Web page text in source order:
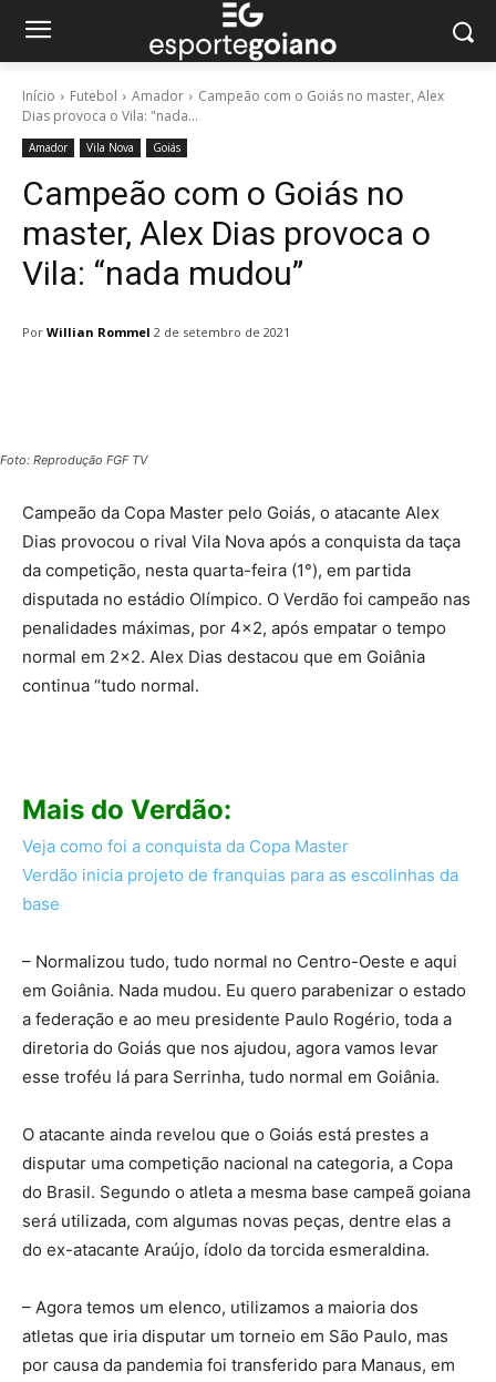
Início Futebol Amador
Campeão com o Goiás no master, Alex
Dias provoca o Vila: "nada...
Amador Vila Nova Goiás
Campeão com o Goiás no
master, Alex Dias provoca o
Vila: “nada mudou”
Por Willian Rommel 2 de setembro de 2021
Foto: Reprodução FGF TV
Campeão da Copa Master pelo Goiás, o atacante Alex
Dias provocou o rival Vila Nova após a conquista da taça
da competição, nesta quarta-feira (1°), em partida
disputada no estádio Olímpico. O Verdão foi campeão nas
penalidades máximas, por 4×2, após empatar o tempo
normal em 2×2. Alex Dias destacou que em Goiânia
continua “tudo normal.
Mais do Verdão:
Veja como foi a conquista da Copa Master
Verdão inicia projeto de franquias para as escolinhas da
base
– Normalizou tudo, tudo normal no Centro-Oeste e aqui
em Goiânia. Nada mudou. Eu quero parabenizar o estado
a federação e ao meu presidente Paulo Rogério, toda a
diretoria do Goiás que nos ajudou, agora vamos levar
esse troféu lá para Serrinha, tudo normal em Goiânia.
O atacante ainda revelou que o Goiás está prestes a
disputar uma competição nacional na categoria, a Copa
do Brasil. Segundo o atleta a mesma base campeã goiana
será utilizada, com algumas novas peças, dentre elas a
do ex-atacante Araújo, ídolo da torcida esmeraldina.
– Agora temos um elenco, utilizamos a maioria dos
atletas que iria disputar um torneio em São Paulo, mas
por causa da pandemia foi transferido para Manaus, em